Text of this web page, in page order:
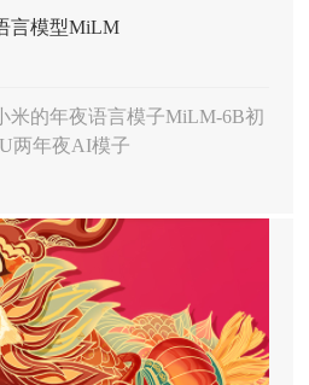
言模型MiLM
米的年夜语言模子MiLM-6B初
两年夜AI模子